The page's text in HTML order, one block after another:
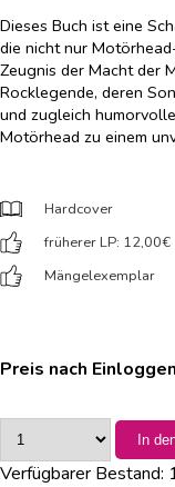
Dieses Buch ist eine
die nicht nur
Zeugnis der Macht der
Rocklegende, deren
und zugleich
Motörhead zu einem
Hardcover
früherer LP: 12,00€
Mängelexemplar
Preis nach
In
Verfügbarer Bestand: